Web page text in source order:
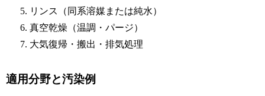
リンス（同系溶媒または純水）
真空乾燥（温調・パージ）
大気復帰・搬出・排気処理
適用分野と汚染例